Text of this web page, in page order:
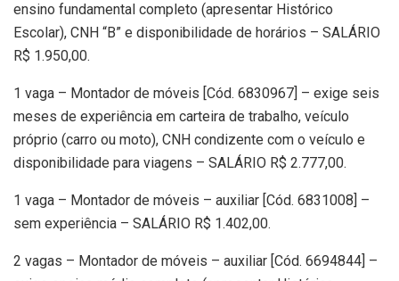
ensino fundamental completo (apresentar Histórico
Escolar), CNH “B” e disponibilidade de horários – SALÁRIO
R$ 1.950,00.
1 vaga – Montador de móveis [Cód. 6830967] – exige seis
meses de experiência em carteira de trabalho, veículo
próprio (carro ou moto), CNH condizente com o veículo e
disponibilidade para viagens – SALÁRIO R$ 2.777,00.
1 vaga – Montador de móveis – auxiliar [Cód. 6831008] –
sem experiência – SALÁRIO R$ 1.402,00.
2 vagas – Montador de móveis – auxiliar [Cód. 6694844] –